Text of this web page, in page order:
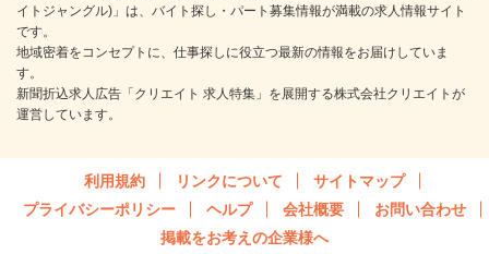
イトジャングル)」は、バイト探し・パート募集情報が満載の求人情報サイト
です。
地域密着をコンセプトに、仕事探しに役立つ最新の情報をお届けしていま
す。
新聞折込求人広告「クリエイト 求人特集」を展開する株式会社クリエイトが
運営しています。
利用規約 リンクについて
サイトマップ
プライバシーポリシー
ヘルプ 会社概要
お問い合わせ
掲載をお考えの企業様へ